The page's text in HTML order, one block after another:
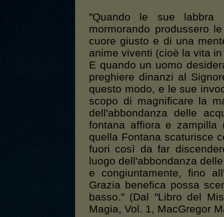
"Quando le sue labbra
mormorando produssero
cuore giusto e di una
anime viventi (cioè la vita
E quando un uomo
preghiere dinanzi al
questo modo, e le sue
scopo di magnificare la
dell'abbondanza delle
fontana affiora e zampilla
quella Fontana scaturisce
fuori così da far
luogo dell'abbondanza
e congiuntamente, fino
Grazia benefica possa
basso." (Dal "Libro del
Magia, Vol. 1, MacGregor